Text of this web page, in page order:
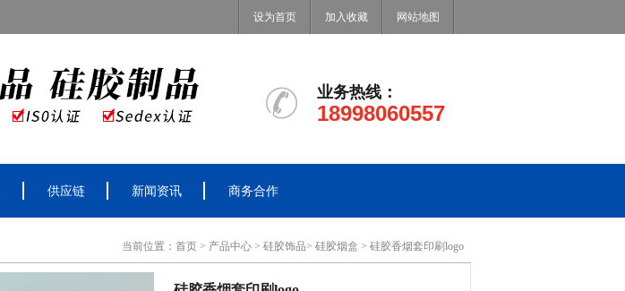
设为首页 加入收藏 网站地图
业务热线：
18998060557
供应链 新闻资讯 商务合作
当前位置： 首页 > 产品中心 > 硅胶饰品> 硅胶烟盒 > 硅胶香烟套印刷logo